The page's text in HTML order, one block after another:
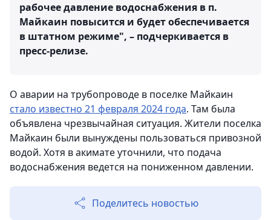
рабочее давление водоснабжения в п.
Майкаин повысится и будет обеспечивается
в штатном режиме", – подчеркивается в
пресс-релизе.
О аварии на трубопроводе в поселке Майкаин
стало известно 21 февраля 2024 года. Там была
объявлена чрезвычайная ситуация. Жители поселка
Майкаин были вынуждены пользоваться привозной
водой. Хотя в акимате уточнили, что подача
водоснабжения ведется на пониженном давлении.
Поделитесь новостью